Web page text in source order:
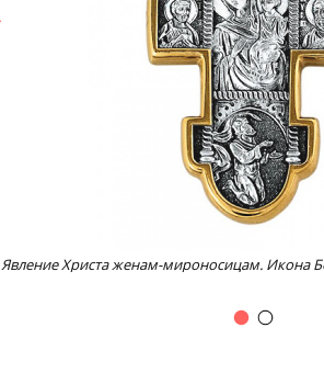
Явление Христа женам-мироносицам. Икона